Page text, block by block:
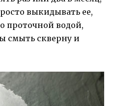
выкидывать ее,
проточной водой,
смыть скверну и